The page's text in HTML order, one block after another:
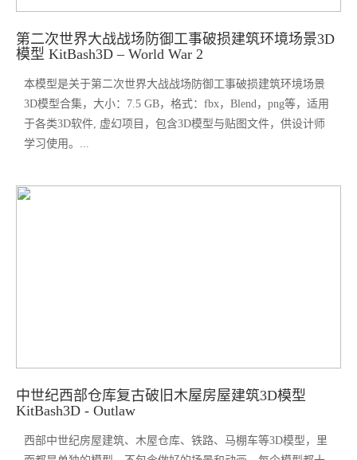
第二次世界大战战场防御工事破损建筑环境场景3D
模型 KitBash3D – World War 2
本模型是关于第二次世界大战战场防御工事破损建筑环境场景
3D模型合集，大小：7.5 GB，格式：fbx，Blend，png等，适用
于各类3D软件, 虚幻项目，包含3D模型与贴图文件，供设计师
学习使用。...
中世纪西部仓库复古破旧木屋房屋建筑3D模型
KitBash3D - Outlaw
西部中世纪房屋建筑、木屋仓库、铁路、马棚车等3D模型，里